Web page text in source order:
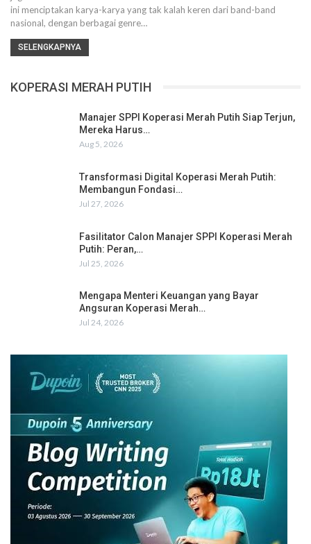
ini menciptakan karya-karya yang tak kalah keren dari band-band
nasional, dengan berbagai genre…
SELENGKAPNYA
KOPERASI MERAH PUTIH
Manajer SPPI Koperasi Merah Putih Siap Terjun,
Mereka Harus…
Aug 5, 2026
Transformasi Digital Koperasi Merah Putih:
Membangun Fondasi…
Jul 27, 2026
Fasilitator Calon Manajer SPPI Koperasi Merah
Putih: Peran,…
Jul 25, 2026
Mengapa Menteri Keuangan yang Bayar
Angsuran Koperasi Merah…
Jul 24, 2026